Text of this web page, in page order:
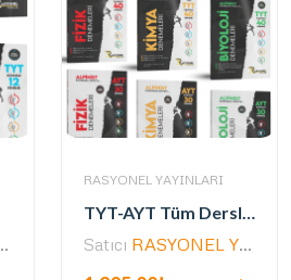
RASYONEL YAYINLARI
TYT-AYT Tüm Dersler AŞAMALI Deneme Seti (Müfredata Uygun - 242 Deneme- ÖSYM Ayarında)
Satıcı RASYONEL YAYINLARI